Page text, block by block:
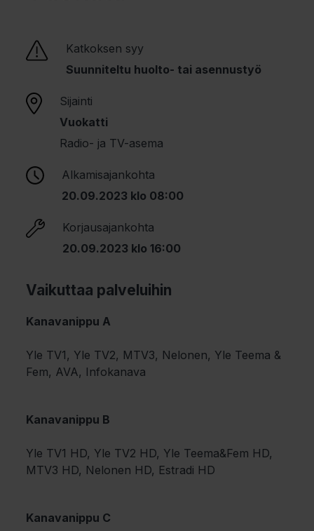
Katkoksen syy
Suunniteltu huolto- tai asennustyö
Sijainti
Vuokatti
Radio- ja TV-asema
Alkamisajankohta
20.09.2023 klo 08:00
Korjausajankohta
20.09.2023 klo 16:00
Vaikuttaa palveluihin
Kanavanippu A
Yle TV1, Yle TV2, MTV3, Nelonen, Yle Teema &
Fem, AVA, Infokanava
Kanavanippu B
Yle TV1 HD, Yle TV2 HD, Yle Teema&Fem HD,
MTV3 HD, Nelonen HD, Estradi HD
Kanavanippu C